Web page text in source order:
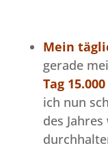
Mein
gerade
Tag
ich nun
des